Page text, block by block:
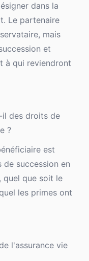
dans la
Le partenaire
mais
et
à qui reviendront
il des droits de
?
est
succession en
quel que soit le
les primes ont
l'assurance vie